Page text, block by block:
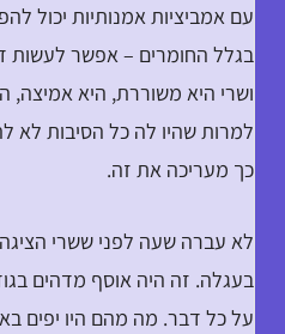
עם אמביציות אמנותיות יכול
בגלל החומרים – אפשר לעשות
ושרי היא משוררת, היא אמיצה,
למרות שהיו לה כל הסיבות לא
כך מעריכה את זה.
לא עברה שעה לפני ששרי
בעגלה. זה היה אוסף מדהים
על כל דבר. מה מהם היו יפים